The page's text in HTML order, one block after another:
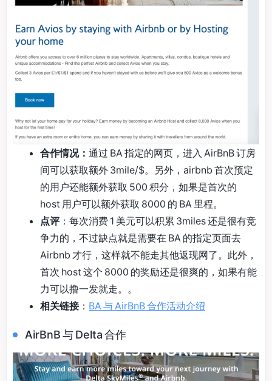
合作情况： 通过 BA 指定的网页，进入 AirBnB 订房
间可以获取额外 3mile/$。另外，airbnb 首次预定
的用户还能额外获取 500 积分，如果是首次的
host 用户可以额外获取 8000 的 BA 里程。
点评：每次消费 1 美元可以积累 3miles 还是很有竞
争力的，不过缺点就是需要在 BA 的指定页面去
Airbnb 才行，这样就不能走其他返现网了。此外，
首次 host 这个 8000 的奖励还是很爽的，如果有能
力可以撸一发就走。。
相关链接： BA 与 AirBnB 合作活动介绍
AirBnB 与 Delta 合作